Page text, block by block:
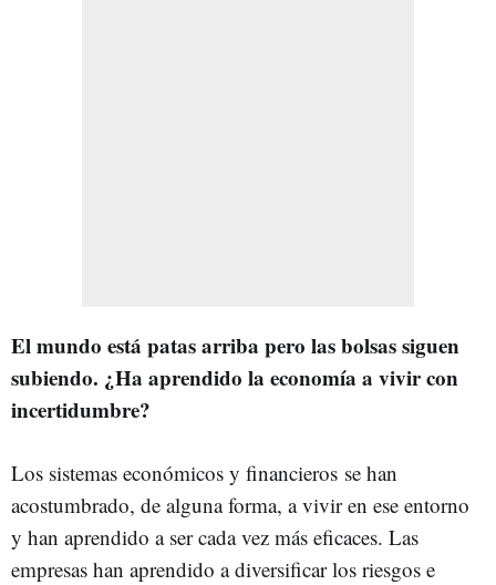
El mundo está patas arriba pero las bolsas siguen
subiendo. ¿Ha aprendido la economía a vivir con
incertidumbre?
Los sistemas económicos y financieros se han
acostumbrado, de alguna forma, a vivir en ese entorno
y han aprendido a ser cada vez más eficaces. Las
empresas han aprendido a diversificar los riesgos e